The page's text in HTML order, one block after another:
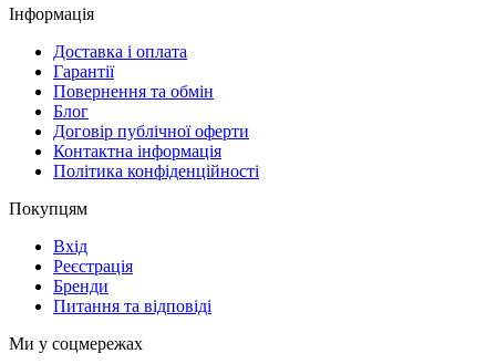
Інформація
Доставка і оплата
Гарантії
Повернення та обмін
Блог
Договір публічної оферти
Контактна інформація
Політика конфіденційності
Покупцям
Вхід
Реєстрація
Бренди
Питання та відповіді
Ми у соцмережах